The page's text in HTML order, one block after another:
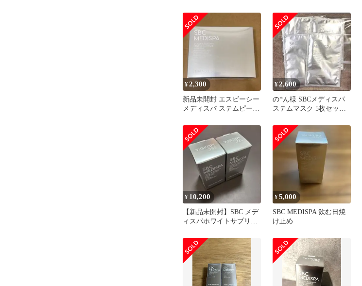
¥2,300
新品未開封 エスビーシー
メディスパ ステムピール
¥2,600
の*ん様 SBCメディスパ
ステムマスク 5枚セット
¥ 10,200
【新品未開封】SBC メデ
ィスパホワイトサプリメ
¥5,000
SBC MEDISPA 飲む日焼
け止め